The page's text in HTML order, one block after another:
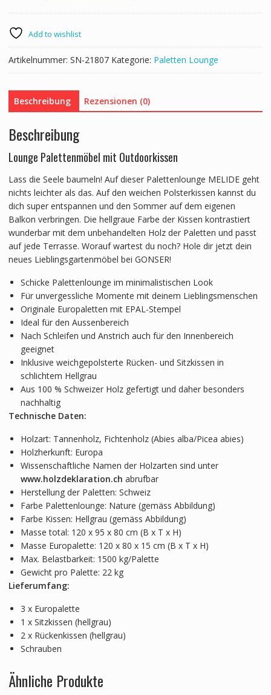
hellgrau
Menge
Add to wishlist
Artikelnummer: SN-21807 Kategorie: Paletten Lounge
Beschreibung Rezensionen (0)
Beschreibung
Lounge Palettenmöbel mit Outdoorkissen
Lass die Seele baumeln! Auf dieser Palettenlounge MELIDE geht
nichts leichter als das. Auf den weichen Polsterkissen kannst du
dich super entspannen und den Sommer auf dem eigenen
Balkon verbringen. Die hellgraue Farbe der Kissen kontrastiert
wunderbar mit dem unbehandelten Holz der Paletten und passt
auf jede Terrasse. Worauf wartest du noch? Hole dir jetzt dein
neues Lieblingsgartenmöbel bei GONSER!
Schicke Palettenlounge im minimalistischen Look
Für unvergessliche Momente mit deinem Lieblingsmenschen
Originale Europaletten mit EPAL-Stempel
Ideal für den Aussenbereich
Nach Schleifen und Anstrich auch für den Innenbereich
geeignet
Inklusive weichgepolsterte Rücken- und Sitzkissen in
schlichtem Hellgrau
Aus 100 % Schweizer Holz gefertigt und daher besonders
nachhaltig
Technische Daten:
Holzart: Tannenholz, Fichtenholz (Abies alba/Picea abies)
Holzherkunft: Europa
Wissenschaftliche Namen der Holzarten sind unter
www.holzdeklaration.ch abrufbar
Herstellung der Paletten: Schweiz
Farbe Palettenlounge: Nature (gemäss Abbildung)
Farbe Kissen: Hellgrau (gemäss Abbildung)
Masse total: 120 x 95 x 80 cm (B x T x H)
Masse Europalette: 120 x 80 x 15 cm (B x T x H)
Max. Belastbarkeit: 1500 kg/Palette
Gewicht pro Palette: 22 kg
Lieferumfang:
3 x Europalette
1 x Sitzkissen (hellgrau)
2 x Rückenkissen (hellgrau)
Schrauben
Ähnliche Produkte